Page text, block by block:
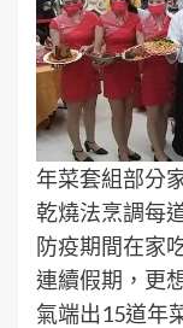
年菜套組部分
乾燒法烹調每
防疫期間在家
連續假期，更
氣端出15道年